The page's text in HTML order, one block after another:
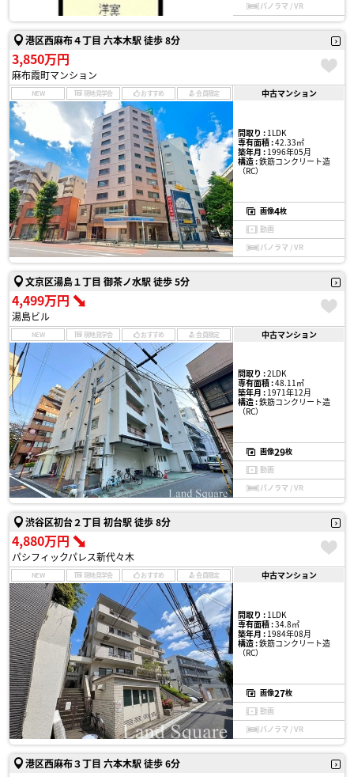
パノラマ / VR
港区西麻布４丁目 六本木駅 徒歩 8分
3,850万円
麻布霞町マンション
NEW 現地見学会 おすすめ 会員限定 中古マンション
間取り :1LDK
専有面積 :42.33㎡
築年月 :1996年05月
構造 :鉄筋コンクリート造
（RC）
画像4枚
動画
パノラマ / VR
文京区湯島１丁目 御茶ノ水駅 徒歩 5分
4,499万円
湯島ビル
NEW 現地見学会 おすすめ 会員限定 中古マンション
間取り :2LDK
専有面積 :48.11㎡
築年月 :1971年12月
構造 :鉄筋コンクリート造
（RC）
画像29枚
動画
パノラマ / VR
渋谷区初台２丁目 初台駅 徒歩 8分
4,880万円
パシフィックパレス新代々木
NEW 現地見学会 おすすめ 会員限定 中古マンション
間取り :1LDK
専有面積 :34.8㎡
築年月 :1984年08月
構造 :鉄筋コンクリート造
（RC）
画像27枚
動画
パノラマ / VR
港区西麻布３丁目 六本木駅 徒歩 6分